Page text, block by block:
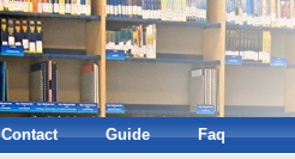
Contact Guide Faq